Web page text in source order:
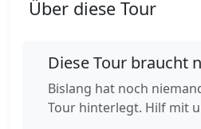
Über diese Tour
Diese Tour braucht
Bislang hat noch
Tour hinterlegt. Hilf mit